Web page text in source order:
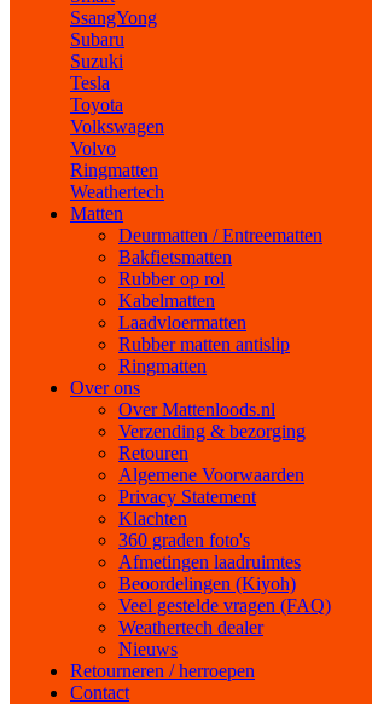
SsangYong
Subaru
Suzuki
Tesla
Toyota
Volkswagen
Volvo
Ringmatten
Weathertech
Matten
Deurmatten / Entreematten
Bakfietsmatten
Rubber op rol
Kabelmatten
Laadvloermatten
Rubber matten antislip
Ringmatten
Over ons
Over Mattenloods.nl
Verzending & bezorging
Retouren
Algemene Voorwaarden
Privacy Statement
Klachten
360 graden foto's
Afmetingen laadruimtes
Beoordelingen (Kiyoh)
Veel gestelde vragen (FAQ)
Weathertech dealer
Nieuws
Retourneren / herroepen
Contact